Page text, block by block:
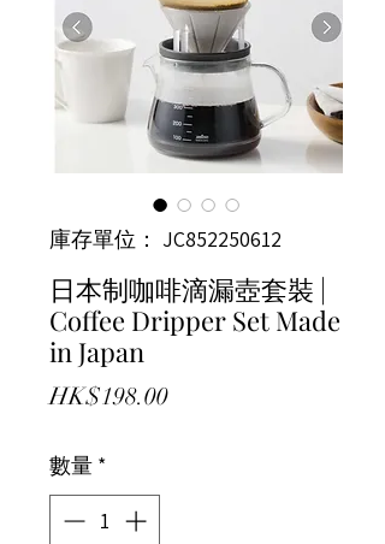
庫存單位： JC852250612
日本制咖啡滴漏壺套裝 |
Coffee Dripper Set Made
in Japan
HK$198.00價格
數量 *